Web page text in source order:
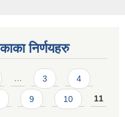
निर्णयहरु
… 3 4
9 10 11